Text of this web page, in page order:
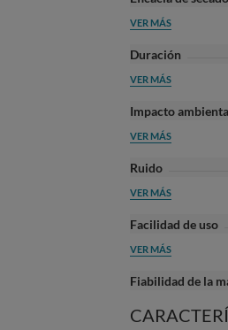
VER MÁS
Duración
VER MÁS
Impacto
VER MÁS
Ruido
VER MÁS
Facilidad de uso
VER MÁS
Fiabilidad de la